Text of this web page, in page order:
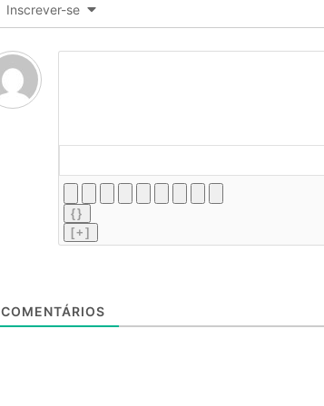
Inscrever-se
{}
[+]
COMENTÁRIOS